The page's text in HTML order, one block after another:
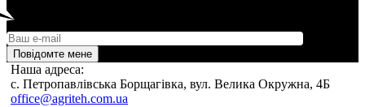
Повідомте мене
Наша адреса:
c. Петропавлівська Борщагівка, вул. Велика Окружна, 4Б
office@agriteh.com.ua